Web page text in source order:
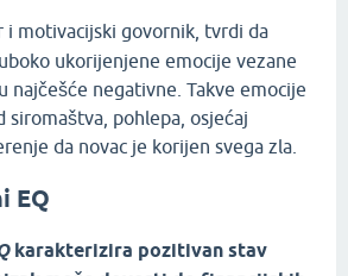
i motivacijski govornik, tvrdi da
ukorijenjene emocije vezane
najčešće negativne. Takve emocije
siromaštva, pohlepa, osjećaj
da novac je korijen svega zla.
EQ
karakterizira pozitivan stav